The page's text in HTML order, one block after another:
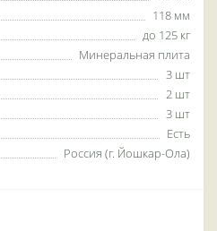
118 мм
до 125 кг
Минеральная плита
3 шт
2 шт
3 шт
Есть
Россия (г. Йошкар-Ола)